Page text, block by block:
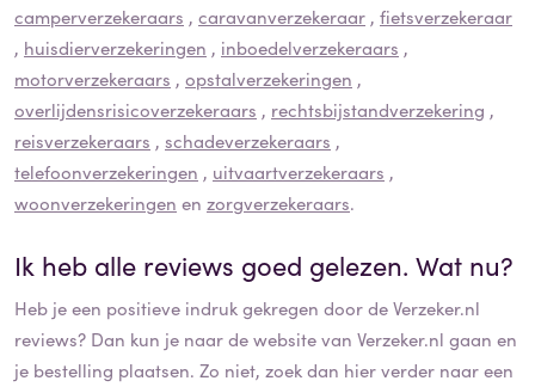
camperverzekeraars , caravanverzekeraar , fietsverzekeraar
, huisdierverzekeringen , inboedelverzekeraars ,
motorverzekeraars , opstalverzekeringen ,
overlijdensrisicoverzekeraars , rechtsbijstandverzekering ,
reisverzekeraars , schadeverzekeraars ,
telefoonverzekeringen , uitvaartverzekeraars ,
woonverzekeringen en zorgverzekeraars.
Ik heb alle reviews goed gelezen. Wat nu?
Heb je een positieve indruk gekregen door deVerzeker.nl
reviews? Dan kun je naar de website van Verzeker.nl gaan en
je bestelling plaatsen. Zo niet, zoek dan hier verder naar een